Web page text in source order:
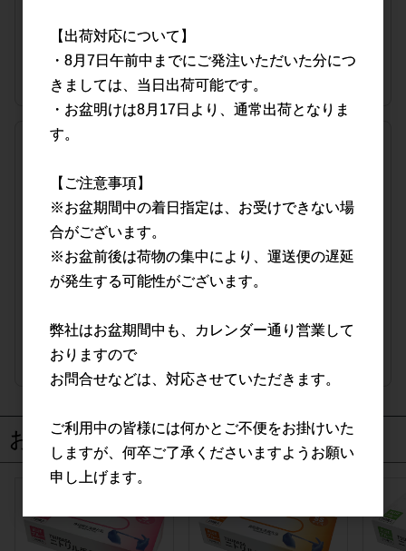
注文数
ご注文には
ログイン
宅配便(15,000円(税抜)以上ご購入で送料無料)
1カートン(20BOX・2,000枚入)
品番
0025-20
JANコード
4589765740025
販売価格
（単価 × 入数）
注文数
ご注文には
おすすめ商品
【出荷対応について】
・8月7日午前中までにご発注いただいた分につ
きましては、当日出荷可能です。
・お盆明けは8月17日より、通常出荷となりま
す。
【ご注意事項】
※お盆期間中の着日指定は、お受けできない場
合がございます。
※お盆前後は荷物の集中により、運送便の遅延
が発生する可能性がございます。
弊社はお盆期間中も、カレンダー通り営業して
おりますので
お問合せなどは、対応させていただきます。
ご利用中の皆様には何かとご不便をお掛けいた
しますが、何卒ご了承くださいますようお願い
申し上げます。